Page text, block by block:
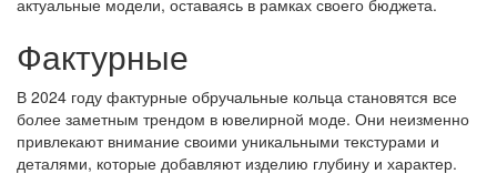
актуальные модели, оставаясь в рамках своего бюджета.
Фактурные
В 2024 году фактурные обручальные кольца становятся все
более заметным трендом в ювелирной моде. Они неизменно
привлекают внимание своими уникальными текстурами и
деталями, которые добавляют изделию глубину и характер.